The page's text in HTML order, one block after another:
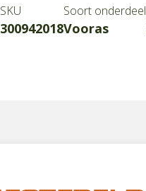
SKU
300942018
Soort onderdeel
Vooras